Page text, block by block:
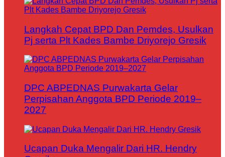
Langkah Cepat BPD Dan Pemdes, Usulkan
Pj serta Plt Kades Bambe Driyorejo Gresik
DPC ABPEDNAS Purwakarta Gelar
Perpisahan Anggota BPD Periode 2019–
2027
Ucapan Duka Mengalir Dari HR. Hendry